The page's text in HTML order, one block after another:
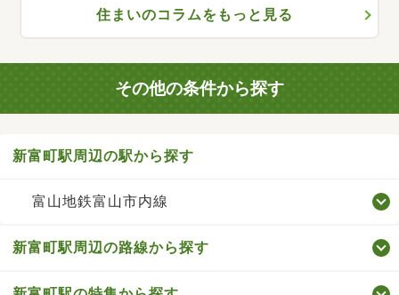
住まいのコラムをもっと見る
その他の条件から探す
新富町駅周辺の駅から探す
富山地鉄富山市内線
新富町駅周辺の路線から探す